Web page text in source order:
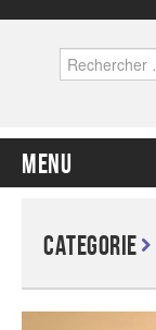
Rechercher
Menu
Categorie